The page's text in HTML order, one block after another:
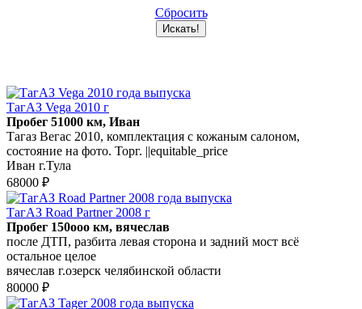
Сбросить
ТагАЗ Vega 2010 г
Пробег 51000 км, Иван
Тагаз Вегас 2010, комплектация с кожаным салоном,
состояние на фото. Торг. ||equitable_price
Иван г.Тула
68000 ₽
ТагАЗ Road Partner 2008 г
Пробег 150ооо км, вячеслав
после ДТП, разбита левая сторона и задний мост всё
остальное целое
вячеслав г.озерск челябинской области
80000 ₽